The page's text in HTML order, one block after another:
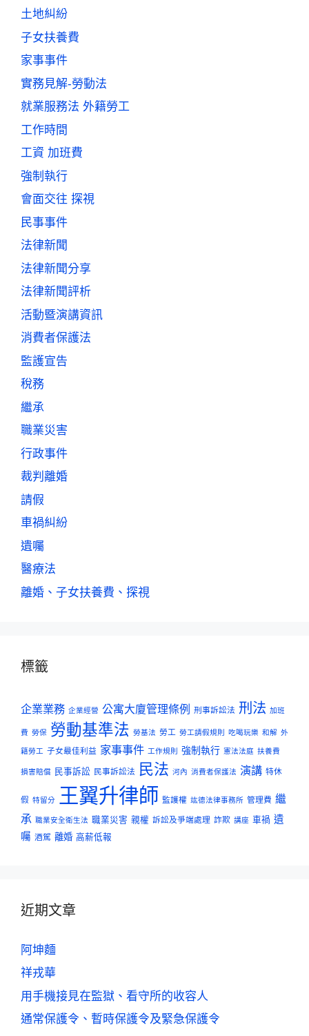
土地糾紛
子女扶養費
家事事件
實務見解-勞動法
就業服務法 外籍勞工
工作時間
工資 加班費
強制執行
會面交往 探視
民事事件
法律新聞
法律新聞分享
法律新聞評析
活動暨演講資訊
消費者保護法
監護宣告
稅務
繼承
職業災害
行政事件
裁判離婚
請假
車禍糾紛
遺囑
醫療法
離婚、子女扶養費、探視
標籤
企業業務 企業經營 公寓大廈管理條例 刑事訴訟法 刑法 加班
費 勞保 勞動基準法 勞基法 勞工 勞工請假規則 吃喝玩樂 和解 外
籍勞工 子女最佳利益 家事事件 工作規則 強制執行 憲法法庭 扶養費
損害賠償 民事訴訟 民事訴訟法 民法 河內 消費者保護法 演講 特休
假 特留分 王翼升律師 監護權 竑德法律事務所 管理費 繼
承 職業安全衛生法 職業災害 親權 訴訟及爭端處理 詐欺 講座 車禍 遺
囑 酒駕 離婚 高薪低報
近期文章
阿坤麵
祥戎華
用手機接見在監獄、看守所的收容人
通常保護令、暫時保護令及緊急保護令